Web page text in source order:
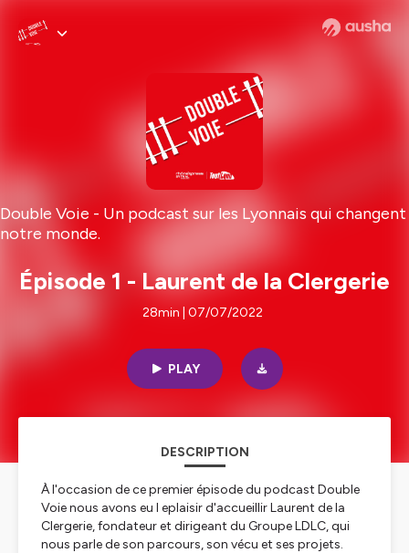
Double Voie - Un podcast sur les Lyonnais qui changent
notre monde.
Épisode 1 - Laurent de la Clergerie
28min | 07/07/2022
PLAY
DESCRIPTION
À l'occasion de ce premier épisode du podcast Double
Voie nous avons eu l eplaisir d'accueillir Laurent de la
Clergerie, fondateur et dirigeant du Groupe LDLC, qui
nous parle de son parcours, son vécu et ses projets.